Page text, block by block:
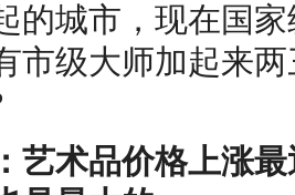
的城市，现在国
市级大师加起来
术品价格上涨最